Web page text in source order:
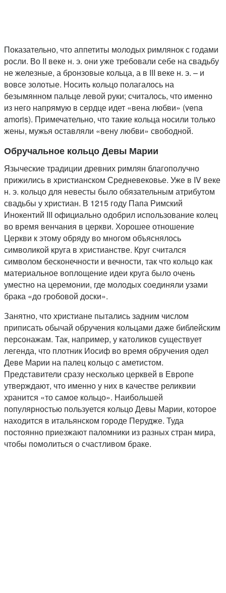
Показательно, что аппетиты молодых римлянок с годами
росли. Во II веке н. э. они уже требовали себе на свадьбу
не железные, а бронзовые кольца, а в III веке н. э. – и
вовсе золотые. Носить кольцо полагалось на
безымянном пальце левой руки; считалось, что именно
из него напрямую в сердце идет «вена любви» (vena
amoris). Примечательно, что такие кольца носили только
жены, мужья оставляли «вену любви» свободной.
Обручальное кольцо Девы Марии
Языческие традиции древних римлян благополучно
прижились в христианском Средневековье. Уже в IV веке
н. э. кольцо для невесты было обязательным атрибутом
свадьбы у христиан. В 1215 году Папа Римский
Инокентий III официально одобрил использование колец
во время венчания в церкви. Хорошее отношение
Церкви к этому обряду во многом объяснялось
символикой круга в христианстве. Круг считался
символом бесконечности и вечности, так что кольцо как
материальное воплощение идеи круга было очень
уместно на церемонии, где молодых соединяли узами
брака «до гробовой доски».
Занятно, что христиане пытались задним числом
приписать обычай обручения кольцами даже библейским
персонажам. Так, например, у католиков существует
легенда, что плотник Иосиф во время обручения одел
Деве Марии на палец кольцо с аметистом.
Представители сразу несколько церквей в Европе
утверждают, что именно у них в качестве реликвии
хранится «то самое кольцо». Наибольшей
популярностью пользуется кольцо Девы Марии, которое
находится в итальянском городе Перудже. Туда
постоянно приезжают паломники из разных стран мира,
чтобы помолиться о счастливом браке.